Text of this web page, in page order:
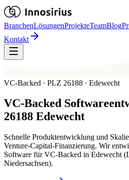
BranchenLösungenProjekteTeamBlog
Kontakt
VC-Backed · PLZ 26188 · Edewecht
VC-Backed
26188 Edewecht
Schnelle Produktentwicklung und
Venture-Capital-Finanzierung. Wir
Software für VC-Backed in Edewecht
Niedersachsen).